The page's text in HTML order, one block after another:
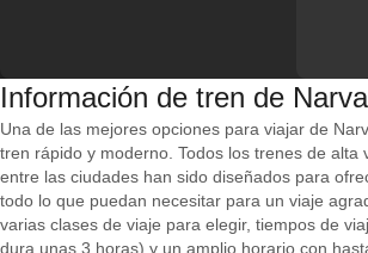
Información de tren de
Una de las mejores opciones para viajar de
tren rápido y moderno. Todos los trenes de alta
entre las ciudades han sido diseñados para
todo lo que puedan necesitar para un viaje
varias clases de viaje para elegir, tiempos de
dura unas 3 horas) y un amplio horario con